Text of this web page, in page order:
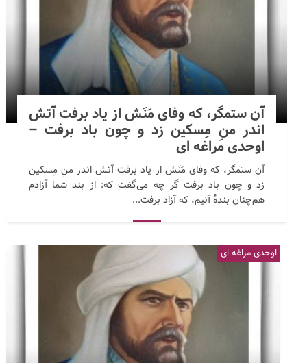
آن ستمگر، که وفای مَنَش از یاد برفت آتش
اندر منِ مِسکین زد و چون باد برفت –
اوحدی مراغه ای
آن ستمگر، که وفای مَنَش از یاد برفت آتش اندر منِ مِسکین
زد و چون باد برفت گر چه می‌گفت که: از بند شما آزادم
هم‌چنان بندهٔ آنیم، که آزاد برفت...
اوحدی مراغه ای